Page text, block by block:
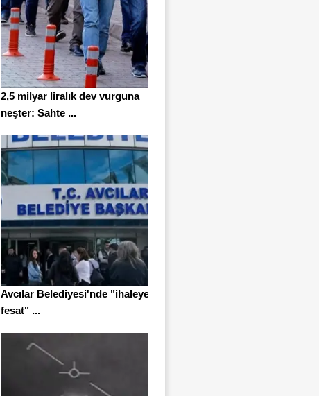
2,5 milyar liralık dev vurguna
neşter: Sahte ...
Avcılar Belediyesi'nde "ihaleye
fesat" ...